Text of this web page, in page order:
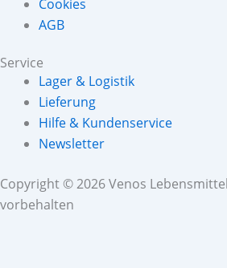
Cookies
AGB
Service
Lager & Logistik
Lieferung
Hilfe & Kundenservice
Newsletter
Copyright © 2026 Venos
vorbehalten